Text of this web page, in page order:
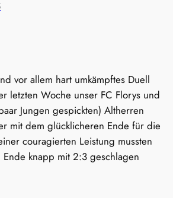
vor allem hart umkämpftes Duell
letzten Woche unser FC Florys und
Jungen gespickten) Altherren
mit dem glücklicheren Ende für die
couragierten Leistung mussten
knapp mit 2:3 geschlagen